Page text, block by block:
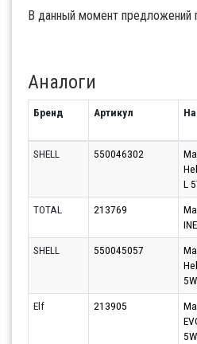
В данный момент предложений
Аналоги
Бренд Артикул
SHELL 550046302
L
TOTAL 213769
SHELL
550045057
Elf 213905